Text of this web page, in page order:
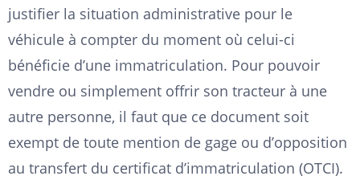
justifier la situation administrative pour le
véhicule à compter du moment où celui-ci
bénéficie d’une immatriculation. Pour pouvoir
vendre ou simplement offrir son tracteur à une
autre personne, il faut que ce document soit
exempt de toute mention de gage ou d’opposition
au transfert du certificat d’immatriculation (OTCI).